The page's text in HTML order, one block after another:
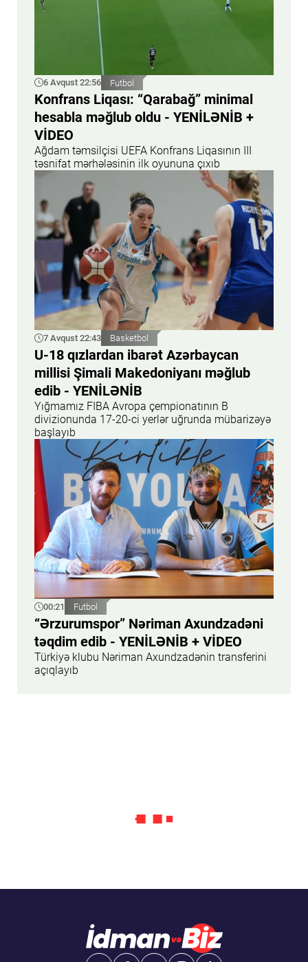
6 Avqust 22:56 Futbol
Konfrans Liqası: “Qarabağ” minimal
hesabla məğlub oldu - YENİLƏNİB +
VİDEO
Ağdam təmsilçisi UEFA Konfrans Liqasının III
təsnifat mərhələsinin ilk oyununa çıxıb
7 Avqust 22:43 Basketbol
U-18 qızlardan ibarət Azərbaycan
millisi Şimali Makedoniyanı məğlub
edib - YENİLƏNİB
Yığmamız FIBA Avropa çempionatının B
divizionunda 17-20-ci yerlər uğrunda mübarizəyə
başlayıb
00:21 Futbol
“Ərzurumspor” Nəriman Axundzadəni
təqdim edib - YENİLƏNİB + VİDEO
Türkiyə klubu Nəriman Axundzadənin transferini
açıqlayıb